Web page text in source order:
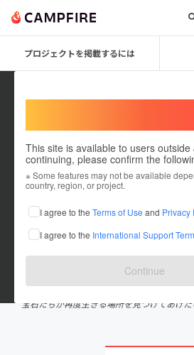
プロジェクトを掲載するには
This site is available to users
continuing, please confirm the
※ Some features may not be available
country, region, or project.
I agree to the Terms of Use and Privacy
I agree to the International Support
Continue
これまでに2件のプロジェクトを投稿し
在住国：日本 現在地：東京都
出身国：日本 出身地：未設定
東京・大阪・広島を拠点に宝石業界に携わ
リユースされない宝石の存在を知りました
宝石たちが再度生きる場所を見つけてあげ